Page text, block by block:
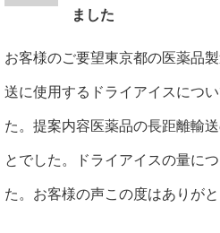
ました
お客様のご要望東京都の医薬品
送に使用するドライアイスにつ
た。提案内容医薬品の長距離輸
とでした。ドライアイスの量に
た。お客様の声この度はありがと